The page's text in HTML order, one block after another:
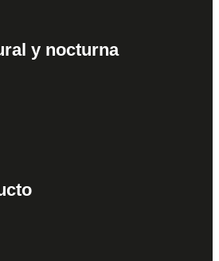
y nocturna